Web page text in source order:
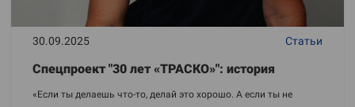
30.09.2025 Статьи
Спецпроект "30 лет «ТРАСКО»": история
«Если ты делаешь что-то, делай это хорошо. А если ты не